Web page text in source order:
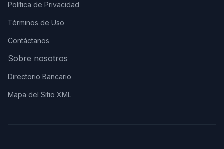
Política de Privacidad
Términos de Uso
Contáctanos
Sobre nosotros
Directorio Bancario
Mapa del Sitio XML